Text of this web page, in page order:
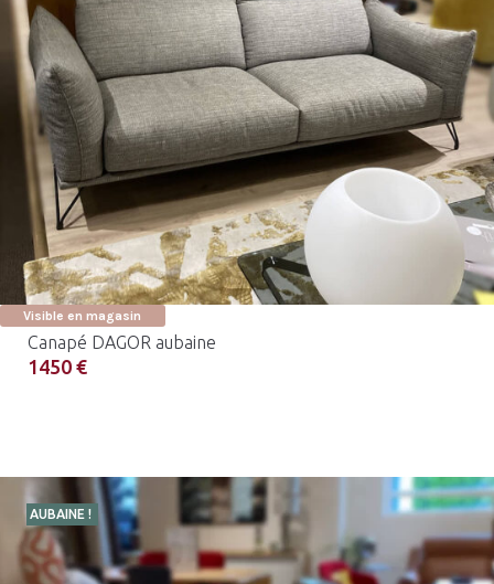
Visible en magasin
Canapé DAGOR aubaine
1450 €
AUBAINE !